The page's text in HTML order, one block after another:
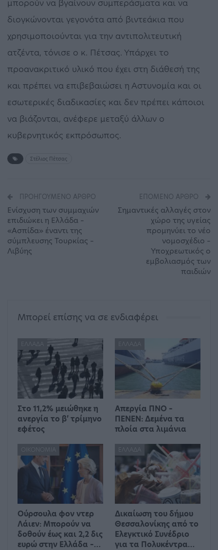
μπορούν να βγαίνουν συμπεράσματα και να
διογκώνονται γεγονότα από βιντεάκια που
χρησιμοποιούνται για την αντιπολιτευτική
ατζέντα, τόνισε ο κ. Πέτσας. Υπάρχει το
προανακριτικό υλικό που έχει στη διάθεσή της
και πρέπει να επιβεβαιώσει η Αστυνομία και οι
εσωτερικές διαδικασίες και δεν πρέπει κάποιοι
να βιάζονται, ανέφερε μεταξύ άλλων ο
κυβερνητικός εκπρόσωπος.
Στέλιος Πέτσας
ΠΡΟΗΓΟΎΜΕΝΟ ΆΡΘΡΟ
Ενίσχυση των συμμαχιών
επιδιώκει η Ελλάδα –
«Ασπίδα» έναντι της
σύμπλευσης Τουρκίας –
Λιβύης
ΕΠΌΜΕΝΟ ΆΡΘΡΟ
Σημαντικές αλλαγές στον
χώρο της υγείας
προμηνύει το νέο
νομοσχέδιο –
Υποχρεωτικός ο
εμβολιασμός των
παιδιών
Μπορεί επίσης να σε ενδιαφέρει
ΕΛΛΆΔΑ
Στο 11,2% μειώθηκε η
ανεργία το β’ τρίμηνο
εφέτος
ΕΛΛΆΔΑ
Απεργία ΠΝΟ –
ΠΕΝΕΝ: Δεμένα τα
πλοία στα λιμάνια
ΟΙΚΟΝΟΜΊΑ
Ούρσουλα φον ντερ
Λάιεν: Μπορούν να
δοθούν έως και 2,2 δις
ευρώ στην Ελλάδα –…
ΕΛΛΆΔΑ
Δικαίωση του δήμου
Θεσσαλονίκης από το
Ελεγκτικό Συνέδριο
για τα Πολυκέντρα…